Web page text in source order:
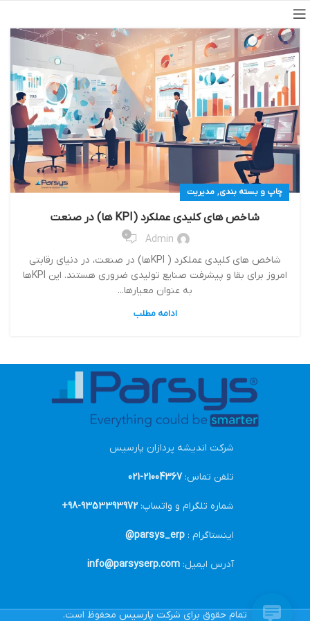
چاپ و بسته بندی, مدیریت
شاخص های کلیدی عملکرد (KPI ها) در صنعت
Admin
0
شاخص های کلیدی عملکرد ( KPIها) در صنعت، در دنیای رقابتی
امروز برای بقا و پیشرفت صنایع تولیدی ضروری هستند. این KPIها
به عنوان معیارها...
ادامه مطلب
شرکت اندیشه پردازان پارسیس
تلفن تماس:21004367-021
شماره تلگرام و واتساپ: 9353393972-98+
اینستاگرام : parsys_erp@
آدرس ایمیل: info@parsyserp.com
تمام حقوق برای شرکت پارسیس محفوظ است.